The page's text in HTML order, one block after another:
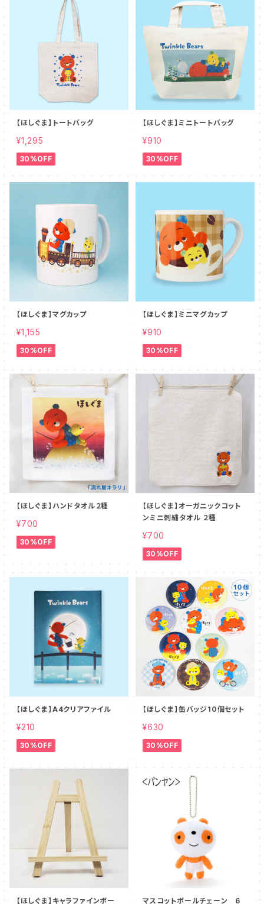
【ほしぐま】トートバッグ
¥1,295
30%OFF
【ほしぐま】ミニトートバッグ
¥910
30%OFF
【ほしぐま】マグカップ
¥1,155
30%OFF
【ほしぐま】ミニマグカップ
¥910
30%OFF
【ほしぐま】ハンドタオル２種
¥700
30%OFF
【ほしぐま】オーガニックコット
ンミニ刺繍タオル ２種
¥700
30%OFF
【ほしぐま】A4クリアファイル
¥210
30%OFF
【ほしぐま】缶バッジ10個セット
¥630
30%OFF
【ほしぐま】キャラファインボー マスコットボールチェーン 6